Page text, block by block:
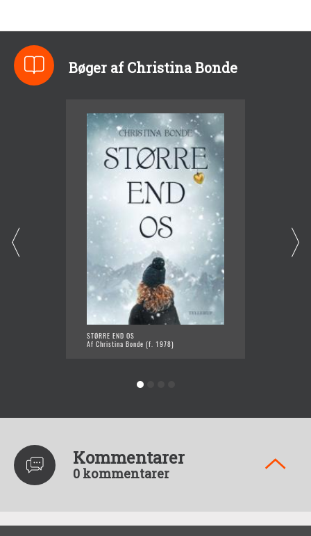
Bøger af Christina Bonde
STØRRE END OS
Af Christina Bonde (f. 1978)
Kommentarer
0 kommentarer